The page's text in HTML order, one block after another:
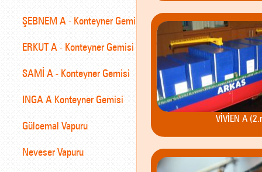
ŞEBNEM A - Konteyner Gemisi
ERKUT A - Konteyner Gemisi
SAMİ A - Konteyner Gemisi
INGA A Konteyner Gemisi
Gülcemal Vapuru
Neveser Vapuru
VİVİEN A